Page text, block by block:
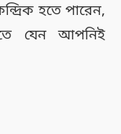
হতে পারেন,
যেন আপনিই